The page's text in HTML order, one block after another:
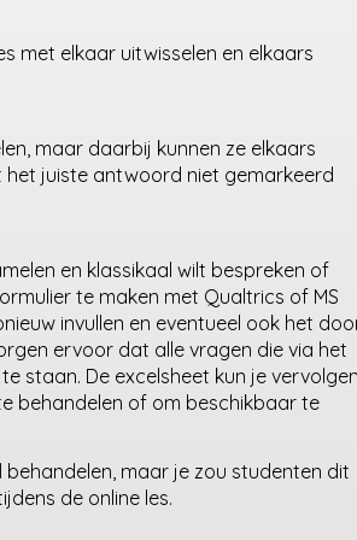
met elkaar uitwisselen en elkaars
maar daarbij kunnen ze elkaars
het juiste antwoord niet gemarkeerd
en klassikaal wilt bespreken of
te maken met Qualtrics of MS
invullen en eventueel ook het
ervoor dat alle vragen die via het
staan. De excelsheet kun je
behandelen of om beschikbaar te
maar je zou studenten dit
de online les.